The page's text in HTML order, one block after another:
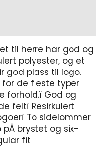
til herre har god og
polyester, og et
god plass til logo.
for de fleste typer
forhold.ï God og
feltï Resirkulert
To sidelommer
brystet og six-
fit